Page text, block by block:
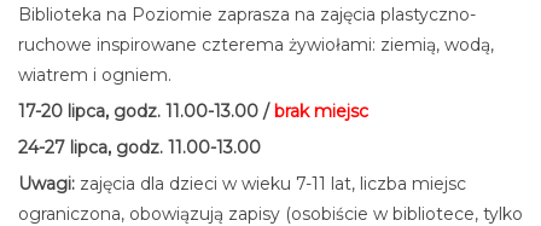
Biblioteka na Poziomie zaprasza na zajęcia plastyczno-
ruchowe inspirowane czterema żywiołami: ziemią, wodą,
wiatrem i ogniem.
17-20 lipca, godz. 11.00-13.00 /brak miejsc
24-27 lipca, godz. 11.00-13.00
Uwagi: zajęcia dla dzieci w wieku 7-11 lat, liczba miejsc
ograniczona, obowiązują zapisy (osobiście w bibliotece, tylko